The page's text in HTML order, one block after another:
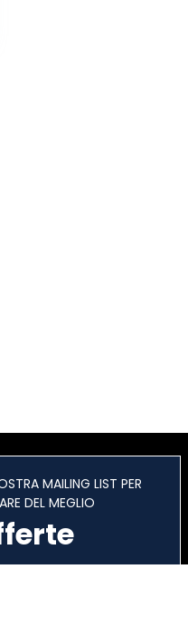
MAILING LIST PER
DEL MEGLIO